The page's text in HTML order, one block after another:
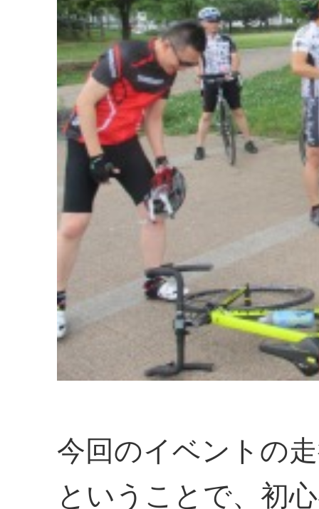
今回のイベントの
ということで、初